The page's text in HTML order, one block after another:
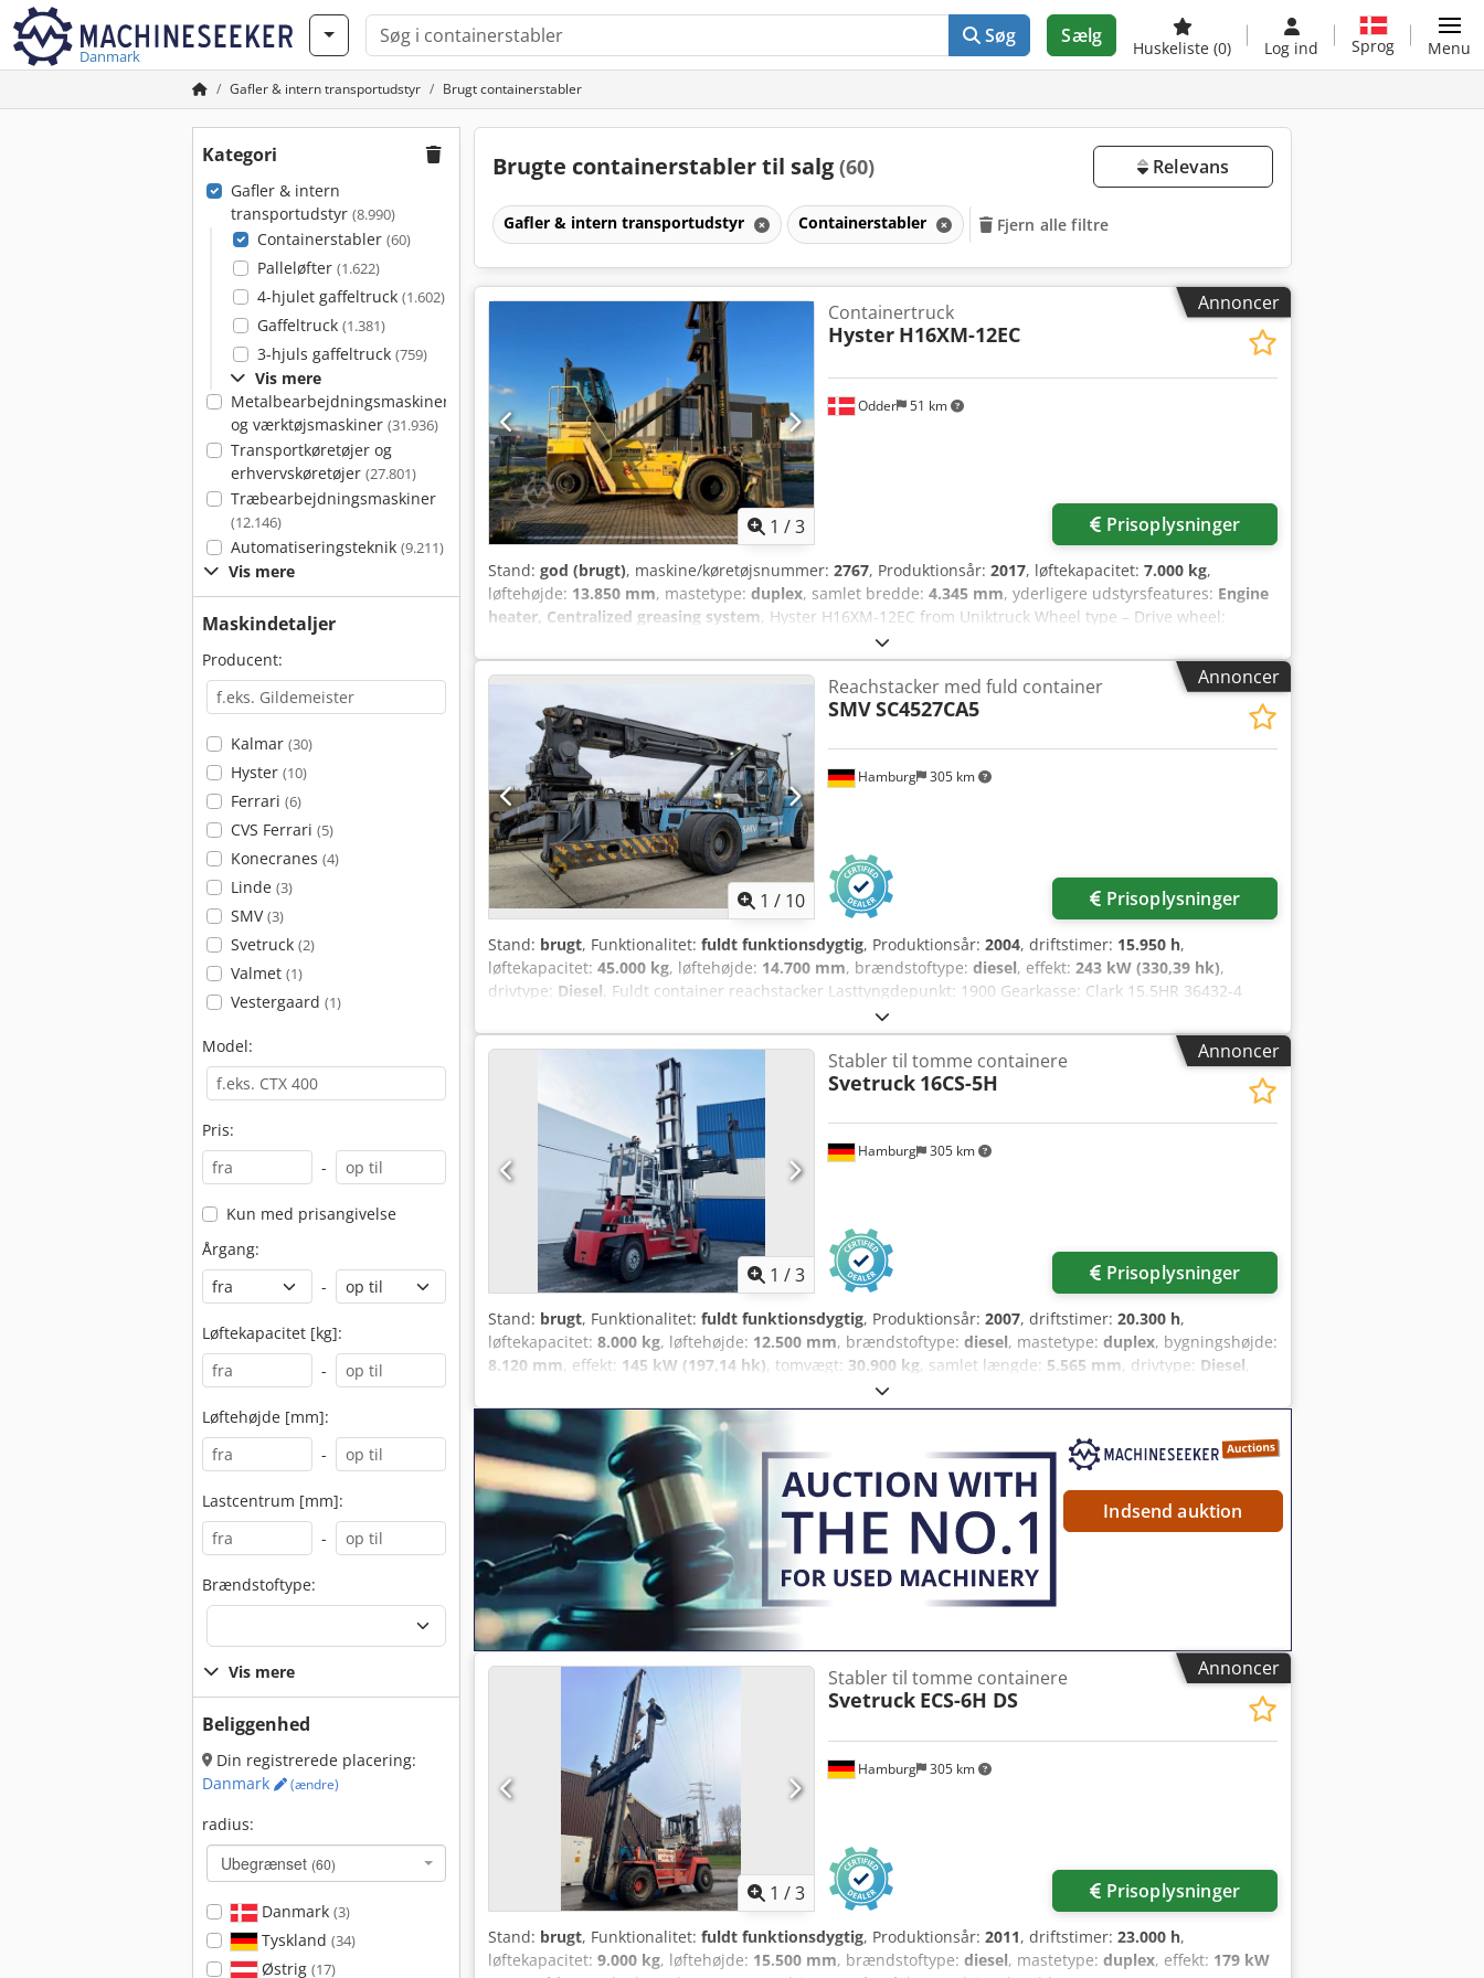
Danmark
Søg Sælg
Huskeliste (0) Log ind Sprog Menu
Gafler & intern transportudstyr Brugt containerstabler
Kategori
Gafler & intern
transportudstyr (8.990)
Containerstabler (60)
Palleløfter (1.622)
4-hjulet gaffeltruck (1.602)
Gaffeltruck (1.381)
3-hjuls gaffeltruck (759)
Vis mere
Metalbearbejdningsmaskiner
og værktøjsmaskiner (31.936)
Transportkøretøjer og
erhvervskøretøjer (27.801)
Træbearbejdningsmaskiner
(12.146)
Automatiseringsteknik (9.211)
Vis mere
Maskindetaljer
Producent:
Kalmar (30)
Hyster (10)
Ferrari (6)
CVS Ferrari (5)
Konecranes (4)
Linde (3)
SMV(3)
Svetruck (2)
Valmet (1)
Vestergaard (1)
Model:
Pris:
-
Kun med prisangivelse
Årgang:
-
Løftekapacitet [kg]:
-
Løftehøjde [mm]:
-
Lastcentrum [mm]:
-
Brændstoftype:
Vis mere
Beliggenhed
Din registrerede placering:
Danmark
(ændre)
radius:
Ubegrænset (60)
Danmark (3)
Tyskland (34)
Østrig (17)
Brugte containerstabler til salg (60) Relevans
Gafler & intern transportudstyr Containerstabler Fjern alle filtre
Annoncer
1 /3
Odder 51 km
Containertruck
Hyster H16XM-12EC
Prisoplysninger
Stand: god (brugt), maskine/køretøjsnummer: 2767, Produktionsår: 2017, løftekapacitet: 7.000 kg,
løftehøjde: 13.850 mm, mastetype: duplex, samlet bredde: 4.345 mm, yderligere udstyrsfeatures: Engine
heater, Centralized greasing system, Hyster H16XM-12EC from Uniktruck Wheel type – Drive wheel:
Pneumatic Chjdpfx Aoyuhuqsgrja Wheel type – Steering wheel: Pneumatic Wheel size – Drive wheel:
14.00x24 Wheel size – Steering wheel: 14.00x24
Annoncer
1 / 10
Hamburg 305 km
Reachstacker med fuld container
SMVSC4527CA5
Prisoplysninger
Stand: brugt, Funktionalitet: fuldt funktionsdygtig, Produktionsår: 2004, driftstimer: 15.950 h,
løftekapacitet: 45.000 kg, løftehøjde: 14.700 mm, brændstoftype: diesel, effekt: 243 kW (330,39 hk),
drivtype: Diesel, Fuldt container reachstacker Lasttyngdepunkt: 1900 Gearkasse: Clark 15.5HR 36432-4
automatisk Stand: Klar til brug og fuldt funktionsdygtig Teknisk stand: god Dækstørrelse foran: 18.00-33
Dækstørrelse bag: 18.00-33 Chjdpfezq Ib Iex Agrja Elme 857 20‘-40ft toplift-spreader inkl. piggy-back 2x
centralt smøresystem på basis maskine og spreder, bakkamera, alle arbejdslygter i LED, hydraulisk
sideskydende førerkabine
Annoncer
1 /3
Hamburg 305 km
Stabler til tomme containere
Svetruck 16CS-5H
Prisoplysninger
Stand: brugt, Funktionalitet: fuldt funktionsdygtig, Produktionsår: 2007, driftstimer: 20.300 h,
løftekapacitet: 8.000 kg, løftehøjde: 12.500 mm, brændstoftype: diesel, mastetype: duplex, bygningshøjde:
8.120 mm, effekt: 145 kW (197,14 hk), tomvægt: 30.900 kg, samlet længde: 5.565 mm, drivtype: Diesel,
, Tøm containerstabler Lastens tyngdepunkt: 2540 Masttype: Duplex
Gearkasse: ZF WG190 Tilstand: Klar til brug og fuldt funktionsdygtig Teknisk tilstand: god Fordæk type: Luft
Fordæk størrelse: 12.00-20 Fordæk tilstand: 20 - 40 % Bagdæk type: Luft Bagdæk størrelse: 12.00-20
Bagdæk tilstand: 80 - 100 % Cedjzq Ibnspfx Agrsha 20-40ft sidespredere
Indsend auktion
Annoncer
1 /3
Hamburg 305 km
Stabler til tomme containere
Svetruck ECS-6H DS
Prisoplysninger
Stand: brugt, Funktionalitet: fuldt funktionsdygtig, Produktionsår: 2011, driftstimer: 23.000 h,
løftekapacitet: 9.000 kg, løftehøjde: 15.500 mm, brændstoftype: diesel, mastetype: duplex, effekt: 179 kW